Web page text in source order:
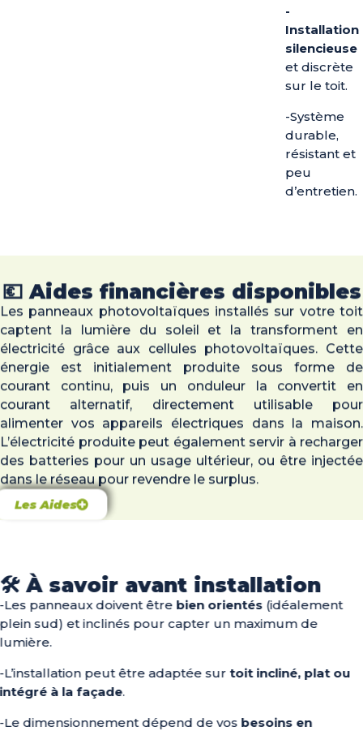
-
Installation
silencieuse
et discrète
sur le toit.
-Système
durable,
résistant et
peu
d’entretien.
💶 Aides financières disponibles
Les panneaux photovoltaïques installés sur votre toit
captent la lumière du soleil et la transforment en
électricité grâce aux cellules photovoltaïques. Cette
énergie est initialement produite sous forme de
courant continu, puis un onduleur la convertit en
courant alternatif, directement utilisable pour
alimenter vos appareils électriques dans la maison.
L’électricité produite peut également servir à recharger
des batteries pour un usage ultérieur, ou être injectée
dans le réseau pour revendre le surplus.
Les Aides
🛠️ À savoir avant installation
-Les panneaux doivent être bien orientés (idéalement
plein sud) et inclinés pour capter un maximum de
lumière.
-L’installation peut être adaptée surtoit incliné, plat ou
intégré à la façade.
-Le dimensionnement dépend de vos besoins en